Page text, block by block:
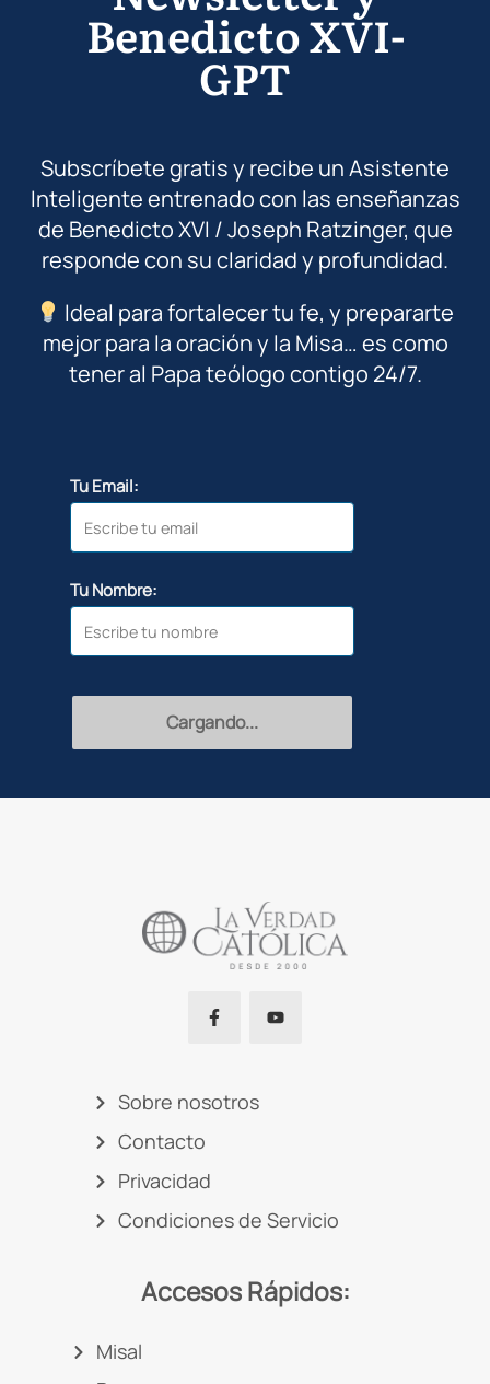
Benedicto XVI-
GPT
Subscríbete gratis y recibe un Asistente
Inteligente entrenado con las enseñanzas
de Benedicto XVI / Joseph Ratzinger, que
responde con su claridad y profundidad.
Ideal para fortalecer tu fe, y prepararte
mejor para la oración y la Misa… es como
tener al Papa teólogo contigo 24/7.
Tu Email:
Tu Nombre:
Cargando...
Sobre nosotros
Contacto
Privacidad
Condiciones de Servicio
Accesos Rápidos:
Misal